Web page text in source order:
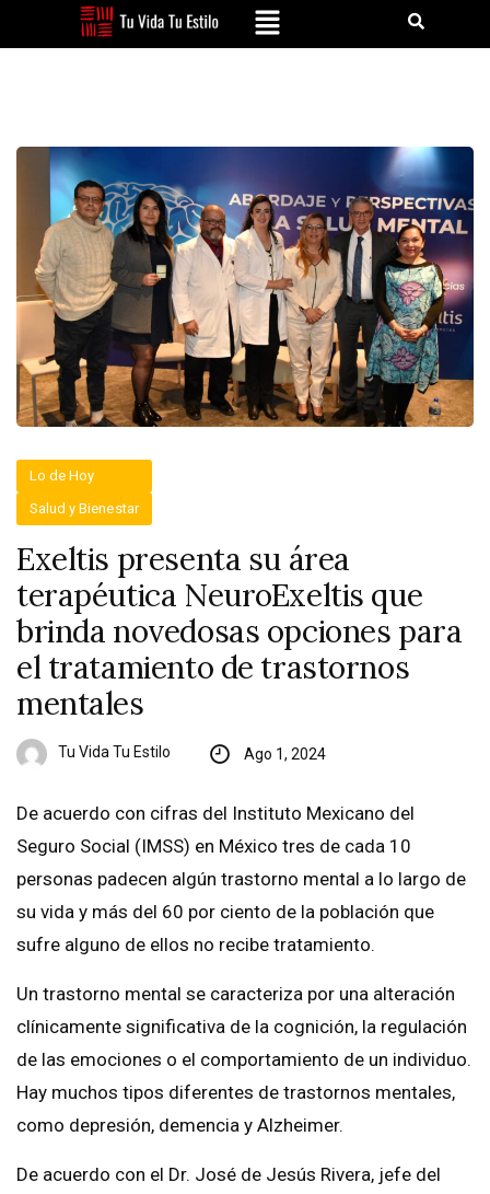
Lo de Hoy
Salud y Bienestar
Exeltis presenta su área
terapéutica NeuroExeltis que
brinda novedosas opciones para
el tratamiento de trastornos
mentales
Tu Vida Tu Estilo Ago 1, 2024
De acuerdo con cifras del Instituto Mexicano del
Seguro Social (IMSS) en México tres de cada 10
personas padecen algún trastorno mental a lo largo de
su vida y más del 60 por ciento de la población que
sufre alguno de ellos no recibe tratamiento.
Un trastorno mental se caracteriza por una alteración
clínicamente significativa de la cognición, la regulación
de las emociones o el comportamiento de un individuo.
Hay muchos tipos diferentes de trastornos mentales,
como depresión, demencia y Alzheimer.
De acuerdo con el Dr. José de Jesús Rivera, jefe del